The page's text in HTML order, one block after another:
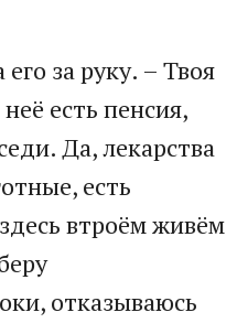
за руку. – Твоя
есть пенсия,
Да, лекарства
есть
втроём живём
отказываюсь